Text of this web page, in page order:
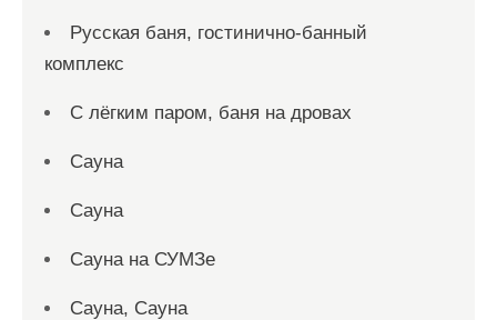
Русская баня, гостинично-банный
комплекс
С лёгким паром, баня на дровах
Сауна
Сауна
Сауна на СУМЗе
Сауна, Сауна